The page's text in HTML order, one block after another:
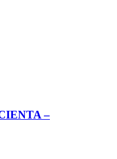
–